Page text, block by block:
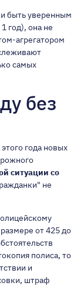
быть уверенным
год), она не
агрегатором
самых
без
года новых
ситуации со
не
от 425 до
полиса, то
и
штраф